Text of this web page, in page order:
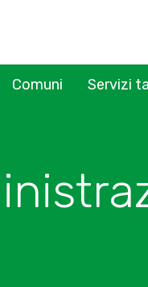
Comuni Servizi